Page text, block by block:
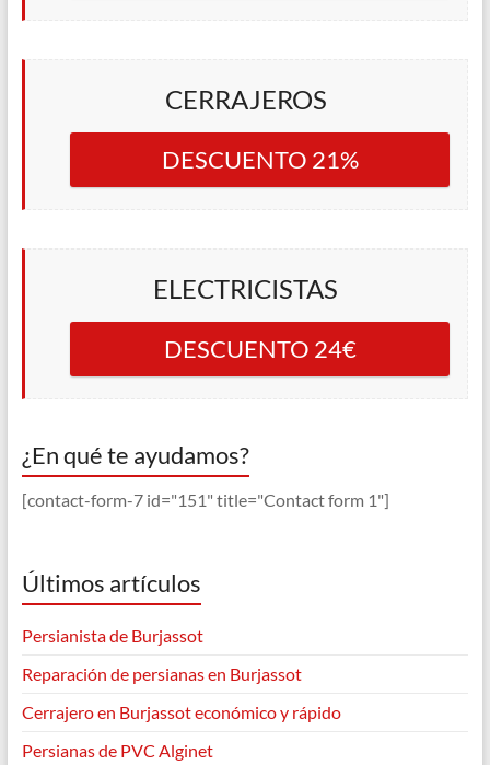
CERRAJEROS
DESCUENTO 21%
ELECTRICISTAS
DESCUENTO 24€
¿En qué te ayudamos?
[contact-form-7 id="151" title="Contact form 1"]
Últimos artículos
Persianista de Burjassot
Reparación de persianas en Burjassot
Cerrajero en Burjassot económico y rápido
Persianas de PVC Alginet